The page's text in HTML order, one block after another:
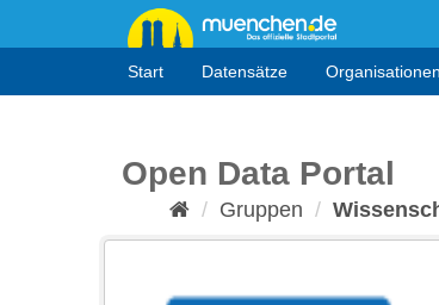
Start Datensätze Organisationen
Open Data Portal
Gruppen